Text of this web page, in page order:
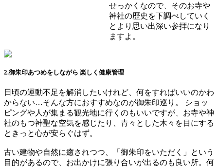
せっかくなので、そのお寺や
神社の歴史を下調べしていく
とより思い出深い参拝になり
ますよ。
2.御朱印あつめをしながら 楽しく健康管理
日頃の運動不足を解消したいけれど、何をすればいいのかわ
からない…そんな方におすすめなのが御朱印巡り。 ショッ
ピングや人が集まる観光地に行くのもいいですが、お寺や神
社のもつ神聖な空気を感じたり、青々とした木々を目にする
ときっと心が安らぐはず。
古い建物や自然に癒されつつ、「御朱印をいただく」という
目的があるので、お出かけに張り合いが出るのも良い所。何